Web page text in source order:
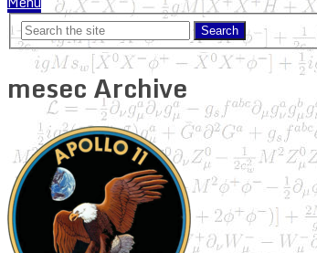
mesec Archive